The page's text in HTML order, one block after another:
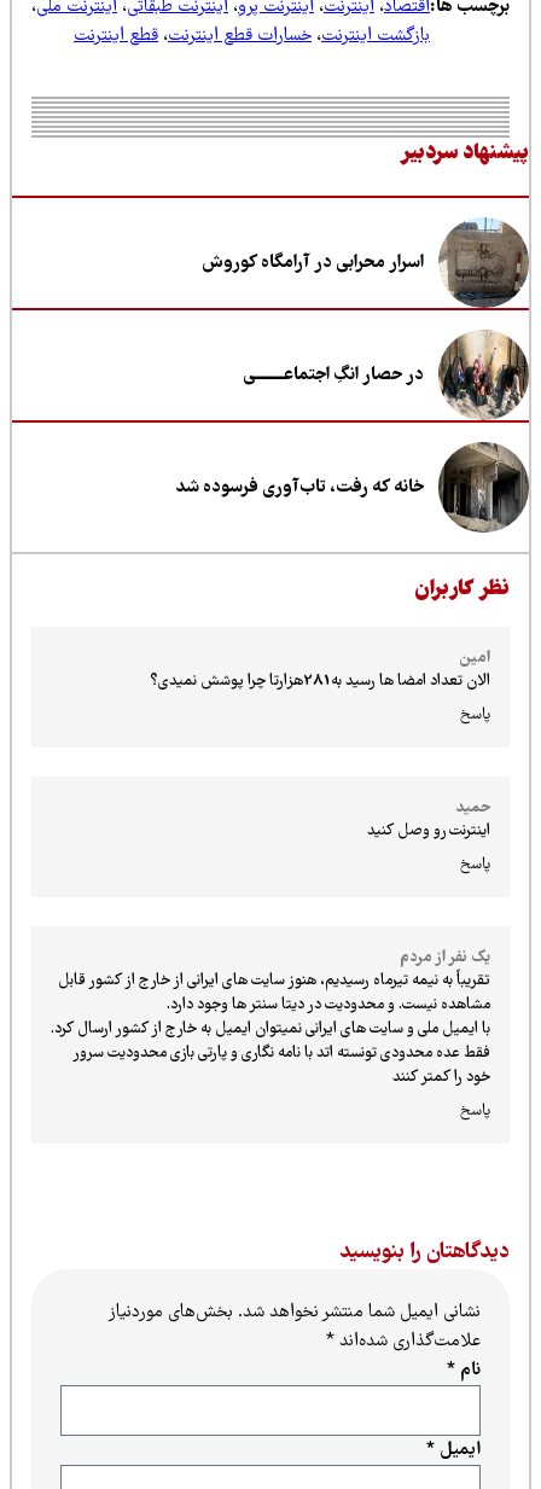
ها:اقتصاد،اینترنت،اینترنت پرو،اینترنت طبقاتی،اینترنت ملی،
بازگشت اینترنت،خسارات قطع اینترنت،قطع اینترنت
سردبیر
اسرار محرابی در آرامگاه کوروش
در حصار انگِ اجتماعــــــــی
خانه که رفت، تاب‌آوری فرسوده شد
کاربران
الان تعداد امضا ها رسید به281هزارتا چرا پوشش نمیدی؟
اینترنت رو وصل کنید
یک نفر از مردم
تقریباً به نیمه تیرماه رسیدیم، هنوز سایت های ایرانی از خارج از کشور قابل
مشاهده نیست. و محدودیت در دیتا سنتر ها وجود دارد.
با ایمیل ملی و سایت های ایرانی نمیتوان ایمیل به خارج از کشور ارسال کرد.
فقط عده محدودی تونسته اتد با نامه نگاری و پارتی بازی محدودیت سرور
خود را کمتر کنند
را بنویسید
نشانی ایمیل شما منتشر نخواهد شد.بخش‌های موردنیاز
علامت‌گذاری شده‌اند*
ایمیل*